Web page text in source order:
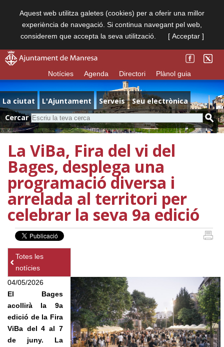
Aquest web utilitza galetes (cookies) per a oferir una millor
experiència de navegació. Si continua navegant pel web,
considerem que accepta la seva utilització.
[ Acceptar ]
Notícies Agenda Directori Plànol guia
La ciutat L'Ajuntament Serveis
Seu electrònica
Cercar
La ViBa, Fira del vi del
Bages, desplega una
programació diversa i
arrelada al territori per
celebrar la seva 9a edició
Totes les
notícies
04/05/2026
El Bages
acollirà la 9a
edició de la Fira
ViBa del 4 al 7
de juny. La